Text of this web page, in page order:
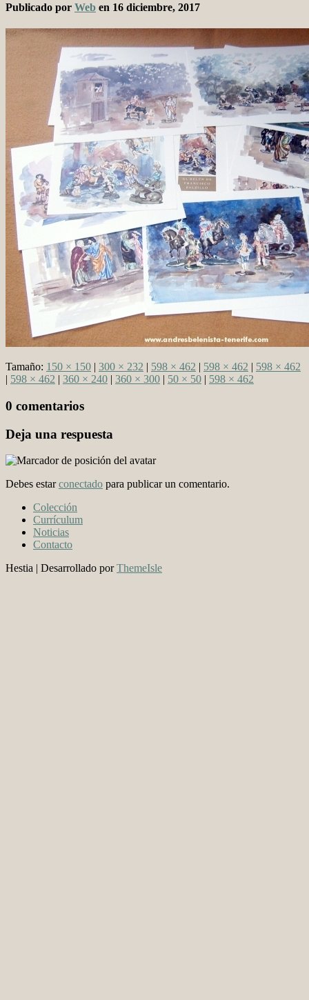
Publicado por Web en 16 diciembre, 2017
Tamaño: 150 × 150 | 300 × 232 | 598 × 462 | 598 × 462 | 598 × 462
| 598 × 462 | 360 × 240 | 360 × 300 | 50 × 50 | 598 × 462
0 comentarios
Deja una respuesta
Debes estarconectado para publicar un comentario.
Colección
Currículum
Noticias
Contacto
Hestia | Desarrollado porThemeIsle